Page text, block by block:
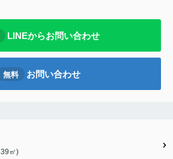
LINEからお問い合わせ
無料 お問い合わせ
㎡)